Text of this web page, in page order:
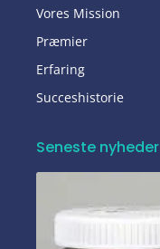
Vores Mission
Præmier
Erfaring
Succeshistorie
Seneste nyheder